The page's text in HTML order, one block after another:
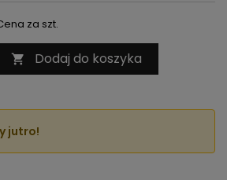
za szt.
 Dodaj do koszyka
jutro!